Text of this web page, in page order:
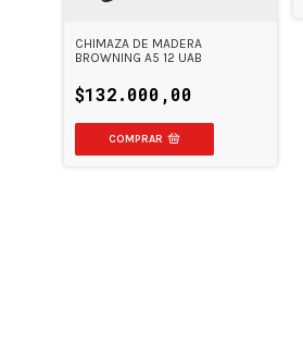
CHIMAZA DE MADERA
BROWNING A5 12 UAB
$132.000,00